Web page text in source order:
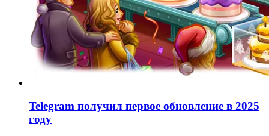
Telegram получил первое обновление в 2025
году